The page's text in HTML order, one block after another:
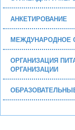
АНКЕТИРОВАНИЕ
МЕЖДУНАРОДНОЕ
ОРГАНИЗАЦИЯ
ОРГАНИЗАЦИИ